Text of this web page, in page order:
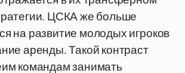
ЦСКА же больше
на развитие молодых игроков
аренды. Такой контраст
командам занимать